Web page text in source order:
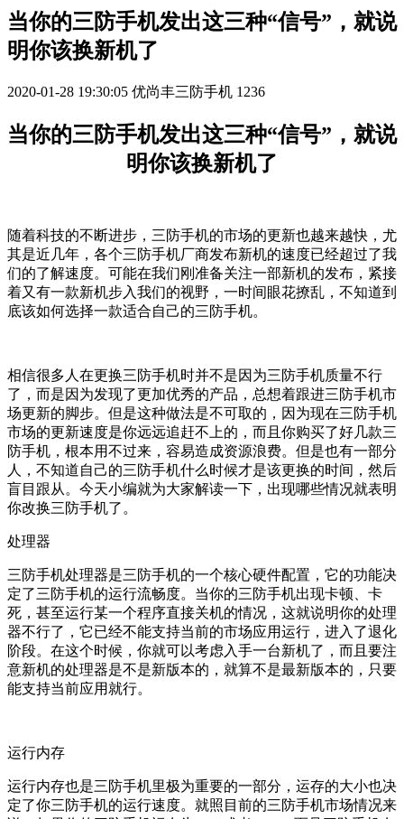
当你的三防手机发出这三种“信号”，就说
明你该换新机了
2020-01-28 19:30:05 优尚丰三防手机 1236
当你的三防手机发出这三种“信号”，就说
明你该换新机了
随着科技的不断进步，三防手机的市场的更新也越来越快，尤
其是近几年，各个三防手机厂商发布新机的速度已经超过了我
们的了解速度。可能在我们刚准备关注一部新机的发布，紧接
着又有一款新机步入我们的视野，一时间眼花撩乱，不知道到
底该如何选择一款适合自己的三防手机。
相信很多人在更换三防手机时并不是因为三防手机质量不行
了，而是因为发现了更加优秀的产品，总想着跟进三防手机市
场更新的脚步。但是这种做法是不可取的，因为现在三防手机
市场的更新速度是你远远追赶不上的，而且你购买了好几款三
防手机，根本用不过来，容易造成资源浪费。但是也有一部分
人，不知道自己的三防手机什么时候才是该更换的时间，然后
盲目跟从。今天小编就为大家解读一下，出现哪些情况就表明
你改换三防手机了。
处理器
三防手机处理器是三防手机的一个核心硬件配置，它的功能决
定了三防手机的运行流畅度。当你的三防手机出现卡顿、卡
死，甚至运行某一个程序直接关机的情况，这就说明你的处理
器不行了，它已经不能支持当前的市场应用运行，进入了退化
阶段。在这个时候，你就可以考虑入手一台新机了，而且要注
意新机的处理器是不是新版本的，就算不是最新版本的，只要
能支持当前应用就行。
运行内存
运行内存也是三防手机里极为重要的一部分，运存的大小也决
定了你三防手机的运行速度。就照目前的三防手机市场情况来